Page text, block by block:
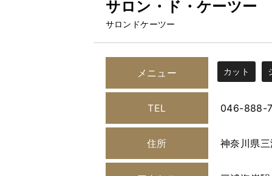
サロン・ド・ケーツー
サロンドケーツー
メニュー カット
TEL 046-888-
住所 神奈川県